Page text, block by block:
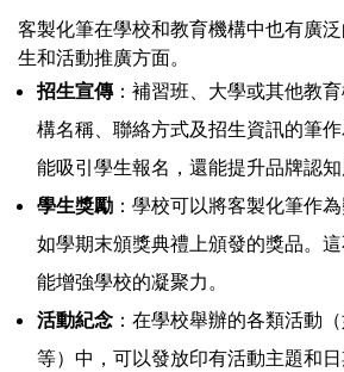
客製化筆在學校和教育機構中也有廣
生和活動推廣方面。
招生宣傳：補習班、大學或其他教
構名稱、聯絡方式及招生資訊的筆
能吸引學生報名，還能提升品牌認知
學生獎勵 ：學校可以將客製化筆作
如學期末頒獎典禮上頒發的獎品。
能增強學校的凝聚力。
活動紀念 ：在學校舉辦的各類活動
等）中，可以發放印有活動主題和